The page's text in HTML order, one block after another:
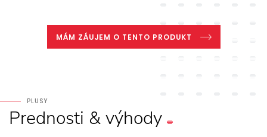
MÁM ZÁUJEM O TENTO PRODUKT
PLUSY
Prednosti &výhody